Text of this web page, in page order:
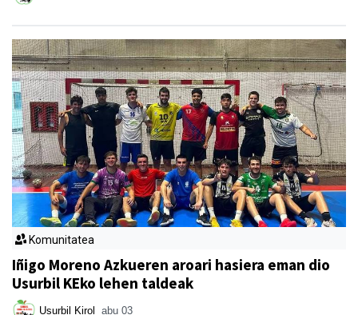
Komunitatea
Iñigo Moreno Azkueren aroari hasiera eman dio
Usurbil KEko lehen taldeak
Usurbil Kirol abu 03